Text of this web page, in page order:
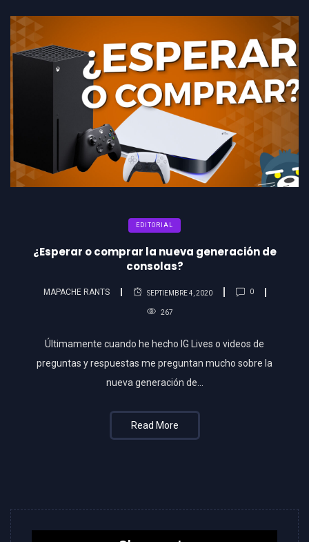
EDITORIAL
¿Esperar o comprar la nueva generación de
consolas?
MAPACHE RANTS SEPTIEMBRE 4, 2020 0
267
Últimamente cuando he hecho IG Lives o videos de
preguntas y respuestas me preguntan mucho sobre la
nueva generación de…
Read More